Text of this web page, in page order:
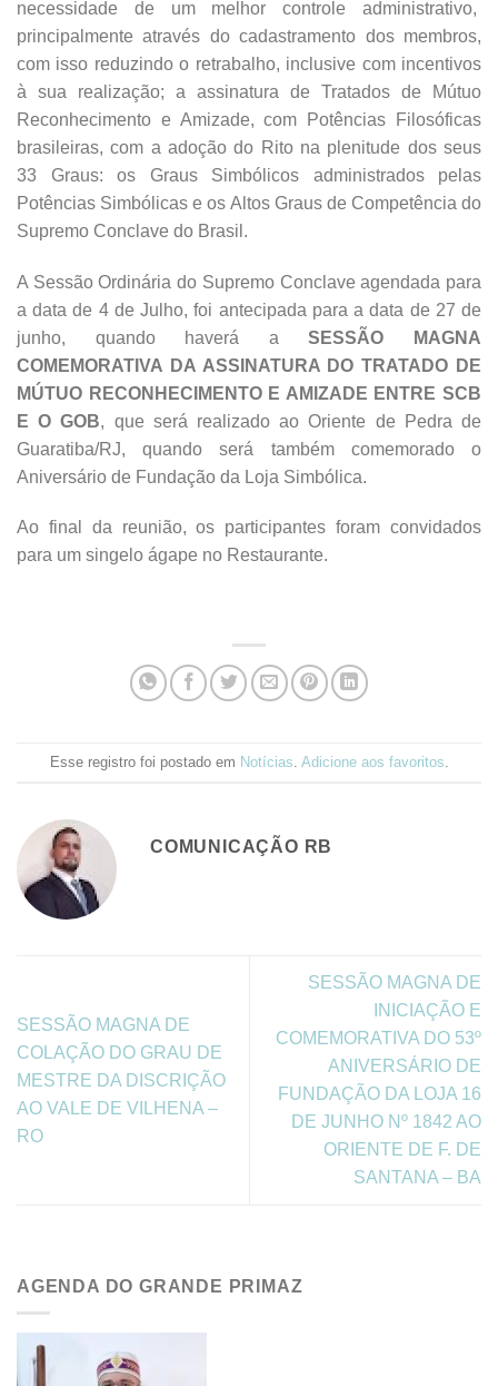
necessidade de um melhor controle administrativo,
principalmente através do cadastramento dos membros,
com isso reduzindo o retrabalho, inclusive com incentivos
à sua realização; a assinatura de Tratados de Mútuo
Reconhecimento e Amizade, com Potências Filosóficas
brasileiras, com a adoção do Rito na plenitude dos seus
33 Graus: os Graus Simbólicos administrados pelas
Potências Simbólicas e os Altos Graus de Competência do
Supremo Conclave do Brasil.
A Sessão Ordinária do Supremo Conclave agendada para
a data de 4 de Julho, foi antecipada para a data de 27 de
junho, quando haverá aSESSÃO MAGNA
COMEMORATIVA DA ASSINATURA DO TRATADO DE
MÚTUO RECONHECIMENTO E AMIZADE ENTRE SCB
E O GOB, que será realizado ao Oriente de Pedra de
Guaratiba/RJ, quando será também comemorado o
Aniversário de Fundação da Loja Simbólica.
Ao final da reunião, os participantes foram convidados
para um singelo ágape no Restaurante.
Esse registro foi postado em Notícias Adicione aos favoritos
COMUNICAÇÃO RB
SESSÃO MAGNA DE
COLAÇÃO DO GRAU DE
MESTRE DA DISCRIÇÃO
AO VALE DE VILHENA –
RO
SESSÃO MAGNA DE
INICIAÇÃO E
COMEMORATIVA DO 53º
ANIVERSÁRIO DE
FUNDAÇÃO DA LOJA 16
DE JUNHO Nº 1842 AO
ORIENTE DE F. DE
SANTANA – BA
AGENDA DO GRANDE PRIMAZ